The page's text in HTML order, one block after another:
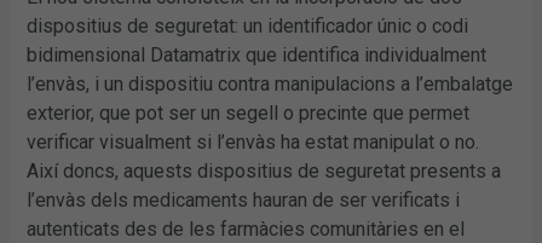
dispositius de seguretat: un identificador únic o codi
bidimensional Datamatrix que identifica individualment
l’envàs, i un dispositiu contra manipulacions a l’embalatge
exterior, que pot ser un segell o precinte que permet
verificar visualment si l’envàs ha estat manipulat o no.
Així doncs, aquests dispositius de seguretat presents a
l’envàs dels medicaments hauran de ser verificats i
autenticats des de les farmàcies comunitàries en el